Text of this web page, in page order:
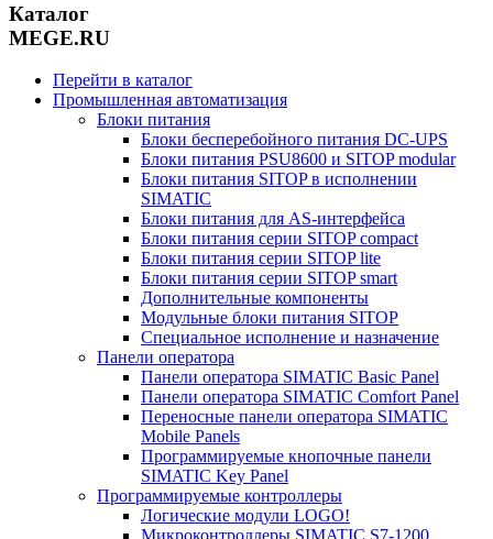
Каталог
MEGE.RU
Перейти в каталог
Промышленная автоматизация
Блоки питания
Блоки бесперебойного питания DC-UPS
Блоки питания PSU8600 и SITOP modular
Блоки питания SITOP в исполнении
SIMATIC
Блоки питания для AS-интерфейса
Блоки питания серии SITOP compact
Блоки питания серии SITOP lite
Блоки питания серии SITOP smart
Дополнительные компоненты
Модульные блоки питания SITOP
Специальное исполнение и назначение
Панели оператора
Панели оператора SIMATIC Basic Panel
Панели оператора SIMATIC Comfort Panel
Переносные панели оператора SIMATIC
Mobile Panels
Программируемые кнопочные панели
SIMATIC Key Panel
Программируемые контроллеры
Логические модули LOGO!